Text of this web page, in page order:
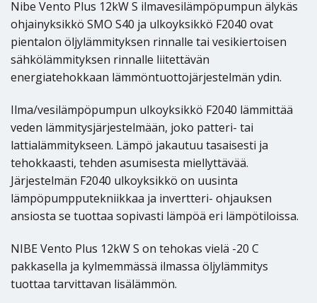
Nibe Vento Plus 12kW S ilmavesilämpöpumpun älykäs
ohjainyksikkö SMO S40 ja ulkoyksikkö F2040 ovat
pientalon öljylämmityksen rinnalle tai vesikiertoisen
sähkölämmityksen rinnalle liitettävän
energiatehokkaan lämmöntuottojärjestelmän ydin.
Ilma/vesilämpöpumpun ulkoyksikkö F2040 lämmittää
veden lämmitysjärjestelmään, joko patteri- tai
lattialämmitykseen. Lämpö jakautuu tasaisesti ja
tehokkaasti, tehden asumisesta miellyttävää.
Järjestelmän F2040 ulkoyksikkö on uusinta
lämpöpumpputekniikkaa ja invertteri- ohjauksen
ansiosta se tuottaa sopivasti lämpöä eri lämpötiloissa.
NIBE Vento Plus 12kW S on tehokas vielä -20 C
pakkasella ja kylmemmässä ilmassa öljylämmitys
tuottaa tarvittavan lisälämmön.